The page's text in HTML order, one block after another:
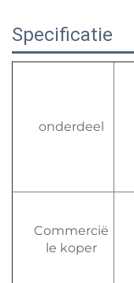
Specificatie
onderdeel
Commercië
le koper